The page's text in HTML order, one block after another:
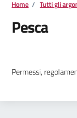
Home / Tutti gli
Pesca
Permessi,